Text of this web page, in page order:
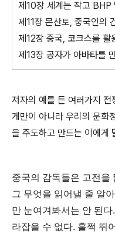
제10장 세계는 작고 BHP
제11장 몬산토, 중국인의
제12장 중국, 코크스를 활
제13장 공자가 아바타를
저자의 예를 든 여러가지 전
게만이 아니라 우리의 문화
을 주도하고 만드는 이에게
중국의 감독들은 고전을
그 무엇을 읽어낼 줄 알
만 눈여겨봐서는 안 된
라잡을 수 없다. 훌쩍 뛰